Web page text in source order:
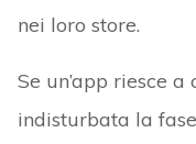
nei loro store.
Se un’app riesce
indisturbata la